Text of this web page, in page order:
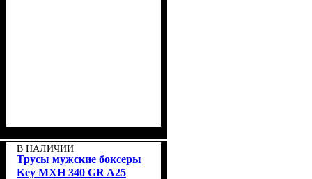
В НАЛИЧИИ
Трусы мужские боксеры
Key MXH 340 GR A25